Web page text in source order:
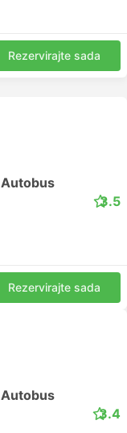
Rezervirajte sada
3.5
Rezervirajte sada
3.4